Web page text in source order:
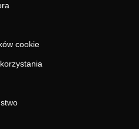
cookie